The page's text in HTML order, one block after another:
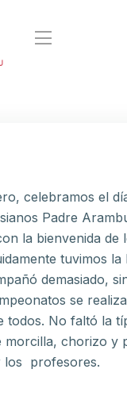
celebramos el
Padre
la bienvenida de
tuvimos la
demasiado,
se
todos. No faltó la
morcilla, chorizo y
los profesores.